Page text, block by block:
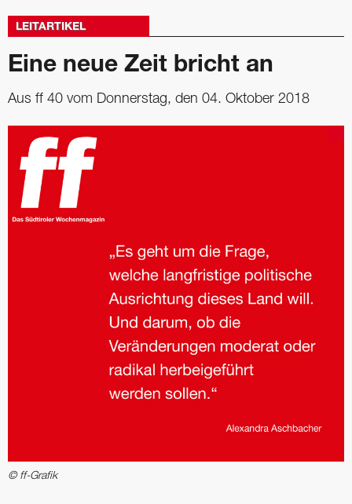
LEITARTIKEL
Eine neue Zeit bricht an
Aus ff 40 vom Donnerstag, den 04. Oktober 2018
© ff-Grafik